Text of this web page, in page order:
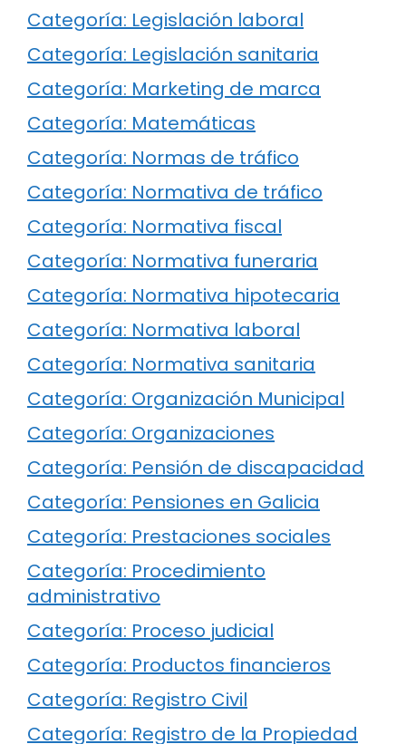
Categoría: Legislación laboral
Categoría: Legislación sanitaria
Categoría: Marketing de marca
Categoría: Matemáticas
Categoría: Normas de tráfico
Categoría: Normativa de tráfico
Categoría: Normativa fiscal
Categoría: Normativa funeraria
Categoría: Normativa hipotecaria
Categoría: Normativa laboral
Categoría: Normativa sanitaria
Categoría: Organización Municipal
Categoría: Organizaciones
Categoría: Pensión de discapacidad
Categoría: Pensiones en Galicia
Categoría: Prestaciones sociales
Categoría: Procedimiento
administrativo
Categoría: Proceso judicial
Categoría: Productos financieros
Categoría: Registro Civil
Categoría: Registro de la Propiedad